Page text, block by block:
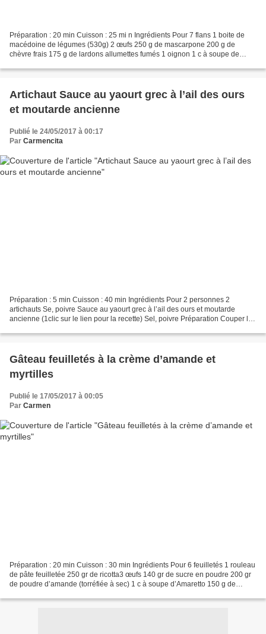
Préparation : 20 min Cuisson : 25 mi n Ingrédients Pour 7 flans 1 boite de
macédoine de légumes (530g) 2 œufs 250 g de mascarpone 200 g de
chèvre frais 175 g de lardons allumettes fumés 1 oignon 1 c à soupe de
Artichaut Sauce au yaourt grec à l’ail des ours
et moutarde ancienne
Publié le 24/05/2017 à 00:17
Par Carmencita
Préparation : 5 min Cuisson : 40 min Ingrédients Pour 2 personnes 2
artichauts Se, poivre Sauce au yaourt grec à l’ail des ours et moutarde
ancienne (1clic sur le lien pour la recette) Sel, poivre Préparation Couper les
Gâteau feuilletés à la crème d’amande et
myrtilles
Publié le 17/05/2017 à 00:05
Par Carmen
Préparation : 20 min Cuisson : 30 min Ingrédients Pour 6 feuilletés 1 rouleau
de pâte feuilletée 250 gr de ricotta3 œufs 140 gr de sucre en poudre 200 gr
de poudre d’amande (torréfiée à sec) 1 c à soupe d’Amaretto 150 g de